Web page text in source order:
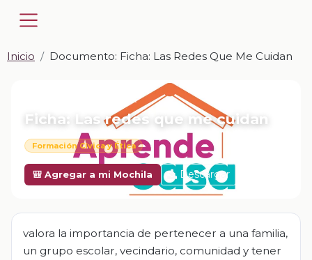
Inicio Documento: Ficha: Las Redes Que Me Cuidan
📎 DOCUMENTO · DOCX
Ficha: Las redes que me cuidan
Formación Cívica y Ética
🎒 Agregar a mi Mochila Descargar
valora la importancia de pertenecer a una familia,
un grupo escolar, vecindario, comunidad y tener